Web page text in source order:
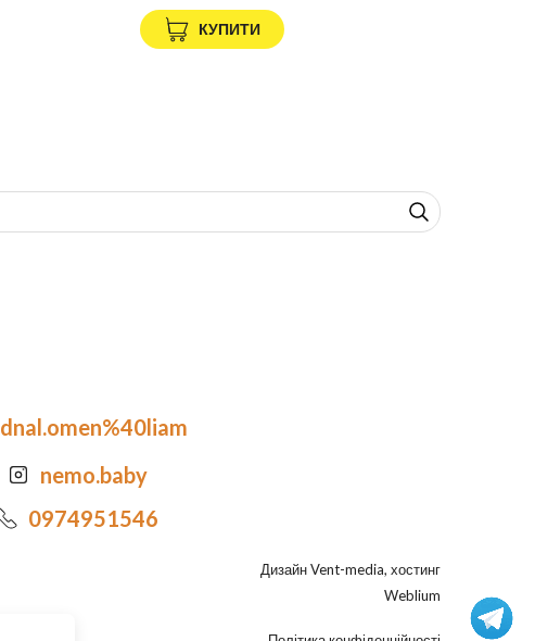
КУПИТИ
dnal.omen%40liam
nemo.baby
0974951546
ДизайнVent-media, хостинг
Weblium